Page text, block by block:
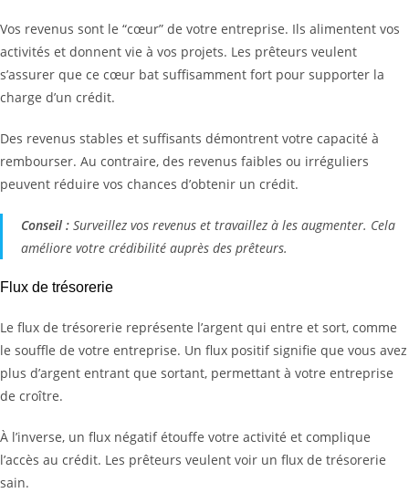
Vos revenus sont le “cœur” de votre entreprise. Ils alimentent vos
activités et donnent vie à vos projets. Les prêteurs veulent
s’assurer que ce cœur bat suffisamment fort pour supporter la
charge d’un crédit.
Des revenus stables et suffisants démontrent votre capacité à
rembourser. Au contraire, des revenus faibles ou irréguliers
peuvent réduire vos chances d’obtenir un crédit.
Conseil : Surveillez vos revenus et travaillez à les augmenter. Cela
améliore votre crédibilité auprès des prêteurs.
Flux de trésorerie
Le flux de trésorerie représente l’argent qui entre et sort, comme
le souffle de votre entreprise. Un flux positif signifie que vous avez
plus d’argent entrant que sortant, permettant à votre entreprise
de croître.
À l’inverse, un flux négatif étouffe votre activité et complique
l’accès au crédit. Les prêteurs veulent voir un flux de trésorerie
sain.